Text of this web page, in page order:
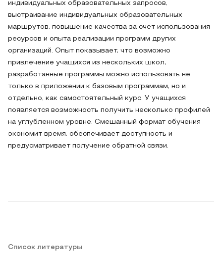
индивидуальных образовательных запросов,
выстраивание индивидуальных образовательных
маршрутов, повышение качества за счет использования
ресурсов и опыта реализации программ других
организаций. Опыт показывает, что возможно
привлечение учащихся из нескольких школ,
разработанные программы можно использовать не
только в приложении к базовым программам, но и
отдельно, как самостоятельный курс. У учащихся
появляется возможность получить несколько профилей
на углубленном уровне. Смешанный формат обучения
экономит время, обеспечивает доступность и
предусматривает получение обратной связи.
Список литературы